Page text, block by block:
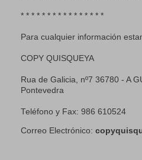
* * * * * * * * * * * * * * * *
Para cualquier información
COPY QUISQUEYA
Rua de Galicia, nº7 36780 - A
Pontevedra
Teléfono y Fax: 986 610524
Correo Electrónico: